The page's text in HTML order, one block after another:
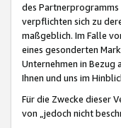
des
verpflichten sich zu
maßgeblich. Im Falle
eines gesonderten
Unternehmen in Bezug
Ihnen und uns im
Für die Zwecke dieser
von „jedoch nicht